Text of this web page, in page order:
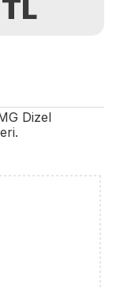
TL
Dizel